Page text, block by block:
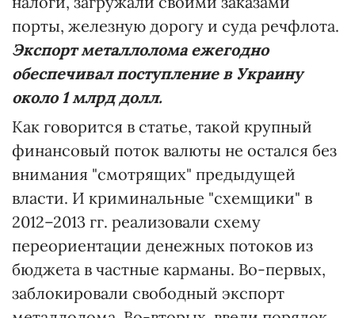
порты, железную дорогу и суда речфлота.
Экспорт металлолома ежегодно
обеспечивал поступление в Украину
около 1 млрд долл.
Как говорится в статье, такой крупный
финансовый поток валюты не остался без
внимания "смотрящих" предыдущей
власти. И криминальные "схемщики" в
2012–2013 гг. реализовали схему
переориентации денежных потоков из
бюджета в частные карманы. Во-первых,
заблокировали свободный экспорт